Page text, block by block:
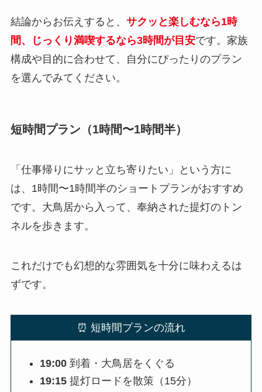
結論からお伝えすると、 サクッと楽しむなら1時
間、じっくり満喫するなら3時間が目安です。家族
構成や目的に合わせて、自分にぴったりのプラン
を選んでみてください。
短時間プラン（1時間〜1時間半）
「仕事帰りにサッと立ち寄りたい」という方に
は、1時間〜1時間半のショートプランがおすすめ
です。大鳥居から入って、奉納された提灯のトン
ネルを歩きます。
これだけでも幻想的な雰囲気を十分に味わえるは
ずです。
⏰ 短時間プランの流れ
19:00 到着・大鳥居をくぐる
19:15 提灯ロードを散策（15分）